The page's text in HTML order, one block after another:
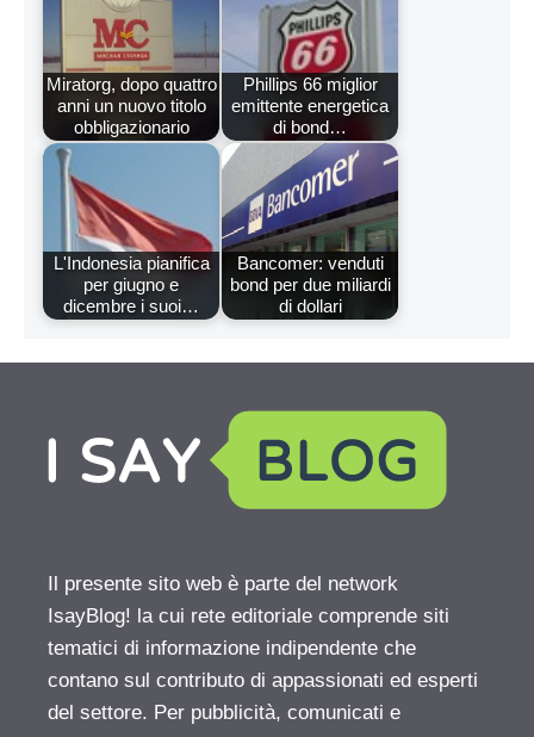
Miratorg, dopo quattro
anni un nuovo titolo
obbligazionario
Phillips 66 miglior
emittente energetica
di bond…
L'Indonesia pianifica
per giugno e
dicembre i suoi…
Bancomer: venduti
bond per due miliardi
di dollari
Il presente sito web è parte del network
IsayBlog! la cui rete editoriale comprende siti
tematici di informazione indipendente che
contano sul contributo di appassionati ed esperti
del settore. Per pubblicità, comunicati e